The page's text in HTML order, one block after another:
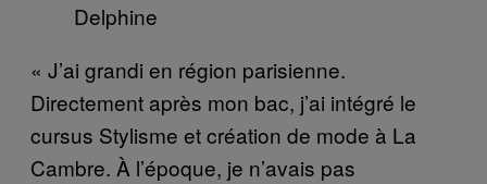
Delphine
« J’ai grandi en région parisienne.
Directement après mon bac, j’ai intégré le
cursus Stylisme et création de mode à La
Cambre. À l’époque, je n’avais pas